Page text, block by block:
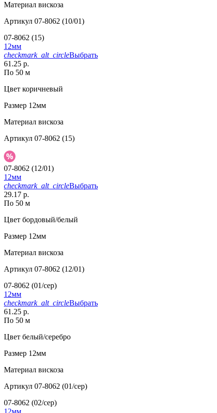
Материал вискоза
Артикул 07-8062 (10/01)
07-8062 (15)
12мм
checkmark_alt_circleВыбрать
61.25 р.
По 50 м
Цвет коричневый
Размер 12мм
Материал вискоза
Артикул 07-8062 (15)
07-8062 (12/01)
12мм
checkmark_alt_circleВыбрать
29.17 р.
По 50 м
Цвет бордовый/белый
Размер 12мм
Материал вискоза
Артикул 07-8062 (12/01)
07-8062 (01/сер)
12мм
checkmark_alt_circleВыбрать
61.25 р.
По 50 м
Цвет белый/серебро
Размер 12мм
Материал вискоза
Артикул 07-8062 (01/сер)
07-8062 (02/сер)
12мм